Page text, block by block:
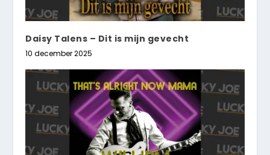
Daisy Talens – Dit is mijn gevecht
10 december 2025